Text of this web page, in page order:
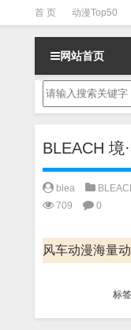
首 页 动漫Top50
斗罗3 火影 一拳
网站首页
BLEACH 境
blea
709
0
风车动漫海量
标签